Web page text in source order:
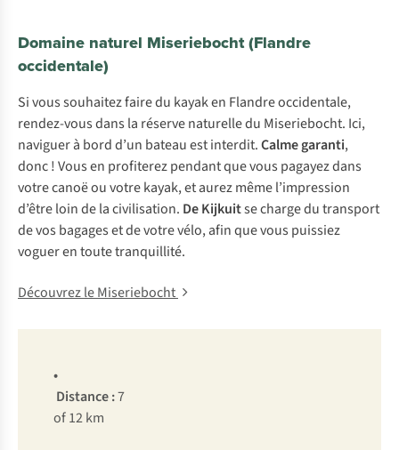
Domaine naturel Miseriebocht (Flandre
occidentale)
Si vous souhaitez faire du kayak en Flandre occidentale,
rendez-vous dans la réserve naturelle du Miseriebocht. Ici,
naviguer à bord d’un bateau est interdit.Calme garanti,
donc ! Vous en profiterez pendant que vous pagayez dans
votre canoë ou votre kayak, et aurez même l’impression
d’être loin de la civilisation. De Kijkuitse charge du transport
de vos bagages et de votre vélo, afin que vous puissiez
voguer en toute tranquillité.
Découvrez le Miseriebocht
•
Distance:7
of 12 km